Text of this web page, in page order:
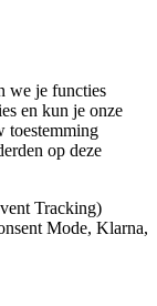
we je functies
en kun je onze
toestemming
op deze
Tracking)
Mode, Klarna,